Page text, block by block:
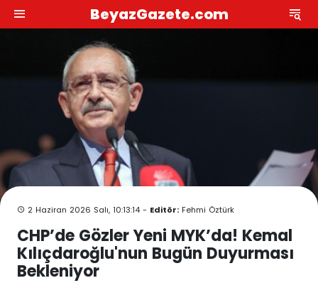
BeyazGazete.com
2 Haziran 2026 Salı, 10:13:14 - Editör: Fehmi Öztürk
CHP’de Gözler Yeni MYK’da! Kemal
Kılıçdaroğlu'nun Bugün Duyurması
Bekleniyor